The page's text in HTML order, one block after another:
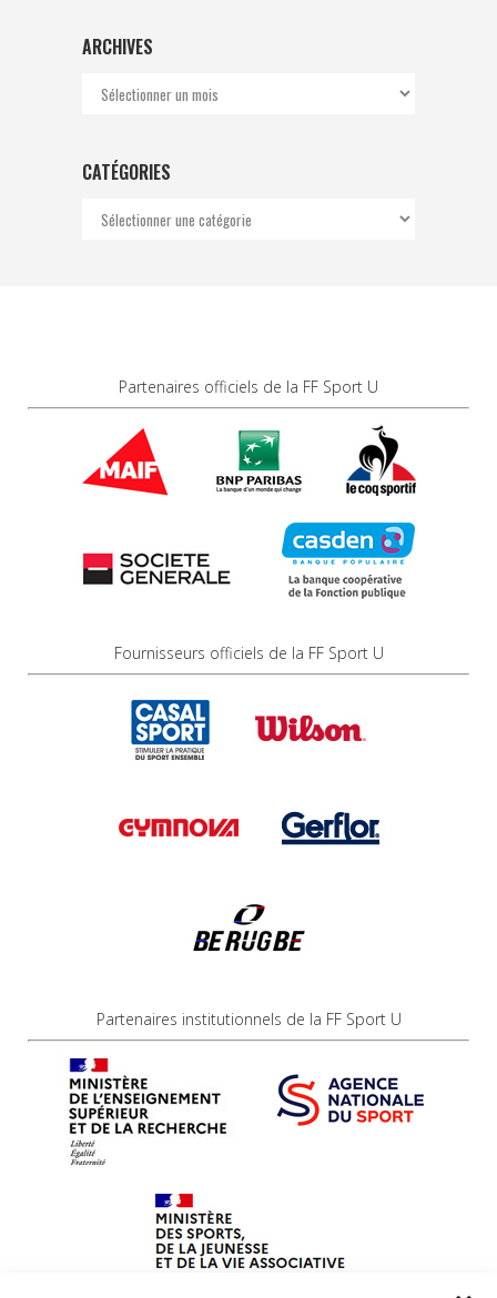
ARCHIVES
Archives
CATÉGORIES
Catégories
Partenaires officiels de la FF Sport U
Fournisseurs officiels de la FF Sport U
Partenaires institutionnels de la FF Sport U